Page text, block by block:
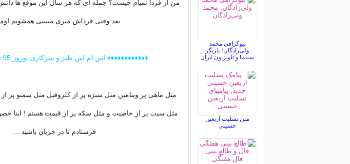
من از فردا نمیام چیست؟ جمله ای که هر سال این موقع ها
بعد وقتی فرداش میری میبینی همشونم
♦♦♦♦♦♦♦♦♦♦♦♦ اس ام اس طنز و سرکاری نوروز 95 ♦♦♦♦♦♦♦♦♦♦♦♦
مثل ماهی پر ویتامین مثل سبزه پر از کلروفیل مثل سمنو پر
مثل سیب پر از خاصیت و مثل سکه پر از قیمت هستم ! اینا
فرستادم تا در جریان باشید …
بیوگرافی محمد
ولی‌زادگان؛ بازیگر
سینما و تلویزیون ایران
متن تسلیت اربعین
حسینی